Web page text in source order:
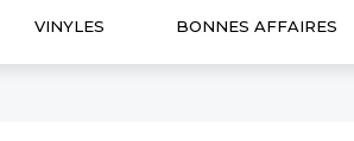
VINYLES BONNES AFFAIRES